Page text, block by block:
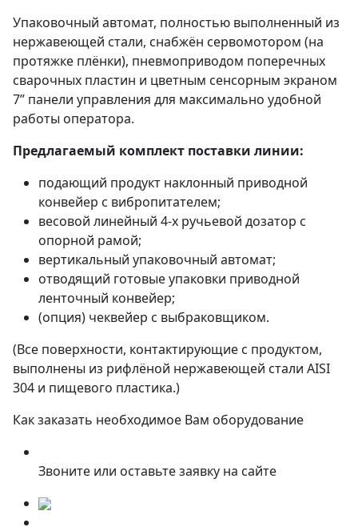
Упаковочный автомат, полностью выполненный из
нержавеющей стали, снабжён сервомотором (на
протяжке плёнки), пневмоприводом поперечных
сварочных пластин и цветным сенсорным экраном
7” панели управления для максимально удобной
работы оператора.
Предлагаемый комплект поставки линии:
подающий продукт наклонный приводной
конвейер с вибропитателем;
весовой линейный 4-х ручьевой дозатор с
опорной рамой;
вертикальный упаковочный автомат;
отводящий готовые упаковки приводной
ленточный конвейер;
(опция) чеквейер с выбраковщиком.
(Все поверхности, контактирующие с продуктом,
выполнены из рифлёной нержавеющей стали AISI
304 и пищевого пластика.)
Как заказать необходимое Вам оборудование
Звоните или оставьте заявку на сайте